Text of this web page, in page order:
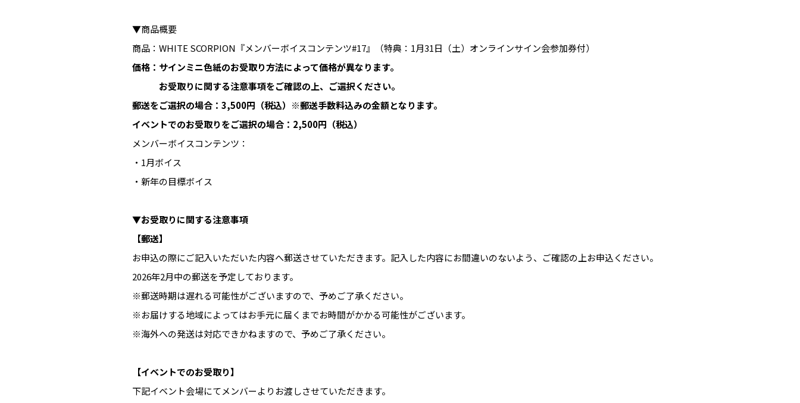
▼商品概要
商品：WHITE SCORPION『メンバーボイスコンテンツ#17』（特典：1月31日（土）オンラインサイン会参加券付）
価格：サインミニ色紙のお受取り方法によって価格が異なります。
お受取りに関する注意事項をご確認の上、ご選択ください。
郵送をご選択の場合：3,500円（税込）※郵送手数料込みの金額となります。
イベントでのお受取りをご選択の場合：2,500円（税込）
メンバーボイスコンテンツ：
・1月ボイス
・新年の目標ボイス
▼お受取りに関する注意事項
【郵送】
お申込の際にご記入いただいた内容へ郵送させていただきます。記入した内容にお間違いのないよう、ご確認の上お申込ください。
2026年2月中の郵送を予定しております。
※郵送時期は遅れる可能性がございますので、予めご了承ください。
※お届けする地域によってはお手元に届くまでお時間がかかる可能性がございます。
※海外への発送は対応できかねますので、予めご了承ください。
【イベントでのお受取り】
下記イベント会場にてメンバーよりお渡しさせていただきます。